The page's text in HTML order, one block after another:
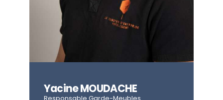
Yacine MOUDACHE